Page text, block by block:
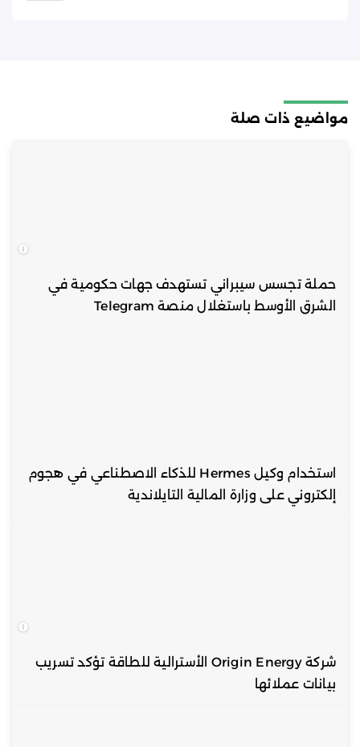
مواضيع ذات صلة
حملة تجسس سيبراني تستهدف جهات حكومية في
الشرق الأوسط باستغلال منصة Telegram
استخدام وكيل Hermes للذكاء الاصطناعي في هجوم
إلكتروني على وزارة المالية التايلاندية
شركة Origin Energy الأسترالية للطاقة تؤكد تسريب
بيانات عملائها